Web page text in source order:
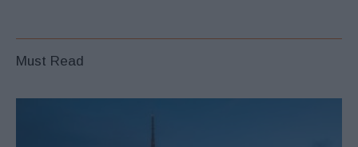
Must Read